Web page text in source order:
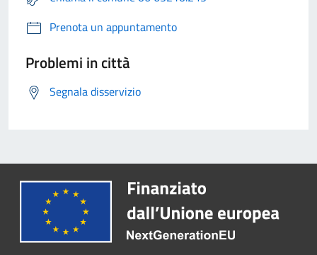
Prenota un appuntamento
Problemi in città
Segnala disservizio